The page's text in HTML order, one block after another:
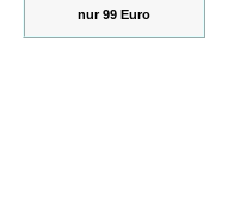
nur 99 Euro